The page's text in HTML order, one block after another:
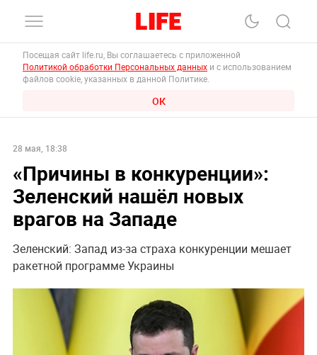
Посещая сайт life.ru, Вы соглашаетесь с приложенной
Политикой обработки Персональных данных и с использованием
файлов cookie, указанных в данной Политике.
ОК
28 мая, 18:38
«Причины в конкуренции»:
Зеленский нашёл новых
врагов на Западе
Зеленский: Запад из-за страха конкуренции мешает
ракетной программе Украины